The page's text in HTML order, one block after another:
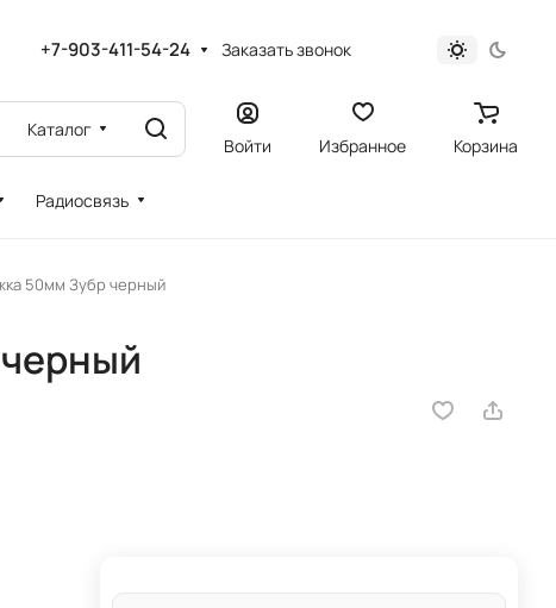
+7-903-411-54-24 Заказать звонок
Каталог
Войти Избранное Корзина
Радиосвязь
50мм Зубр черный